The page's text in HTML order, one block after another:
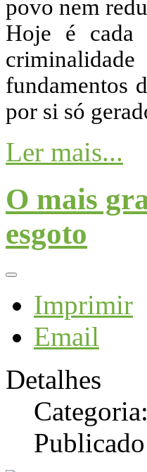
povo nem
Hoje é cada
fundamentos
por si só
Ler mais...
O mais
esgoto
Imprimir
Email
Detalhes
Categoria: